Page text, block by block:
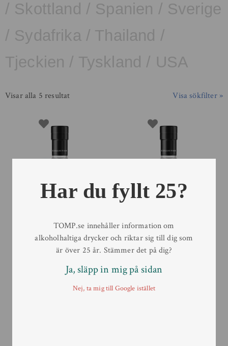
/ Skottland / Spanien / Sverige
/ Sydafrika / Thailand /
Tjeckien / Tyskland / USA
Visa sökfilter »
Visar alla 5 resultat
Collective Arts – Gin
Lavender & Juniper
Collective Arts – Gin
Rhubarb & Hibiscus
Har du fyllt 25?
TOMP.se innehåller information om
alkoholhaltiga drycker och riktar sig till dig som
är över 25 år. Stämmer det på dig?
Ja, släpp in mig på sidan
Nej, ta mig till Google istället